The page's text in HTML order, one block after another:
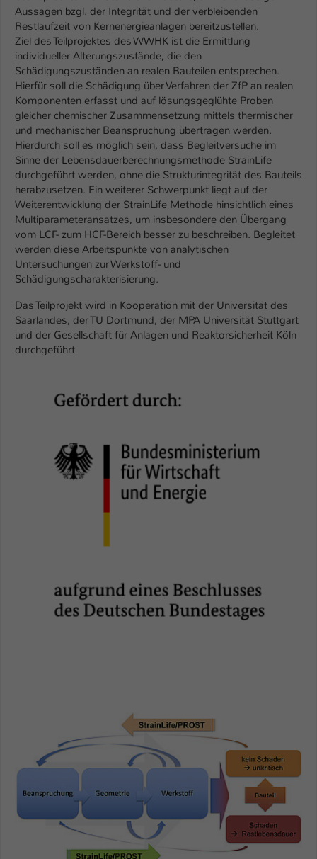
Aussagen bzgl. der Integrität und der verbleibenden
Restlaufzeit von Kernenergieanlagen bereitzustellen.
Ziel des Teilprojektes des WWHK ist die Ermittlung
individueller Alterungszustände, die den
Schädigungszuständen an realen Bauteilen entsprechen.
Hierfür soll die Schädigung über Verfahren der ZfP an realen
Komponenten erfasst und auf lösungsgeglühte Proben
gleicher chemischer Zusammensetzung mittels thermischer
und mechanischer Beanspruchung übertragen werden.
Hierdurch soll es möglich sein, dass Begleitversuche im
Sinne der Lebensdauerberechnungsmethode StrainLife
durchgeführt werden, ohne die Strukturintegrität des Bauteils
herabzusetzen. Ein weiterer Schwerpunkt liegt auf der
Weiterentwicklung der StrainLife Methode hinsichtlich eines
Multiparameteransatzes, um insbesondere den Übergang
vom LCF- zum HCF-Bereich besser zu beschreiben. Begleitet
werden diese Arbeitspunkte von analytischen
Untersuchungen zur Werkstoff- und
Schädigungscharakterisierung.
Das Teilprojekt wird in Kooperation mit der Universität des
Saarlandes, der TU Dortmund, der MPA Universität Stuttgart
und der Gesellschaft für Anlagen und Reaktorsicherheit Köln
durchgeführt
Zweck
Einstellungen. Unter anderem eine zufällig
generierte ID, für die historische
Speicherung Ihrer vorgenommen
Einstellungen, falls der Webseiten-
Betreiber dies eingestellt hat.
Name fe_typo_user / PHPSESSID
Anbieter TYPO3
Laufzeit 1 Woche
Zweck
Dieses Cookie ist ein Standard-Session-
Cookie von TYPO3. Es speichert im Fall
eines Intranet-Logins die Session-ID. So
kann der eingeloggte Benutzer
wiedererkannt werden und es wird ihm
Zugang zu geschützten Bereichen
Name be_typo_user
Laufzeit 1 Tag
Zweck
ein Besucher im Typo3-Backend
angemeldet ist und Rechte besitzt diese
zu verwalten.